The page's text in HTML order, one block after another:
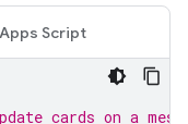
Apps Script
cards on a